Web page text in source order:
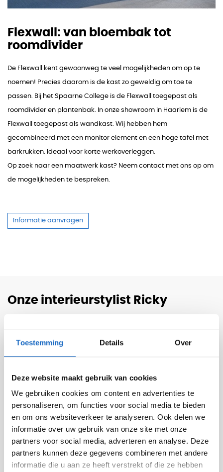
Toestemming Details Over
Deze website maakt gebruik van cookies
We gebruiken cookies om content en advertenties te
personaliseren, om functies voor social media te bieden
en om ons websiteverkeer te analyseren. Ook delen we
informatie over uw gebruik van onze site met onze
partners voor social media, adverteren en analyse. Deze
partners kunnen deze gegevens combineren met andere
informatie die u aan ze heeft verstrekt of die ze hebben
Flexwall: van bloembak tot
roomdivider
De Flexwall kent gewoonweg te veel mogelijkheden om op te
noemen! Precies daarom is de kast zo geweldig om toe te
passen. Bij het Spaarne College is de Flexwall toegepast als
roomdivider en plantenbak. In onze showroom in Haarlem is de
Flexwall toegepast als wandkast. Wij hebben hem
gecombineerd met een monitor element en een hoge tafel met
barkrukken. Ideaal voor korte werkoverleggen.
Op zoek naar een maatwerk kast? Neem contact met ons op om
de mogelijkheden te bespreken.
Informatie aanvragen
Onze interieurstylist Ricky
Nimeto te Utrecht (reclame-en presentatietechnieken) is Ricky
snel aan de slag gegaan in de interieur branche. Na wat
freelance werk voor designers heeft ze 18 jaar interieur adviezen
gegeven in de particuliere sector. Enkele jaren geleden heeft ze
de stap gemaakt naar de zakelijke sector. Ze wil zich graag
of een kantoor van 4 verdiepingen, in de basis is het werk